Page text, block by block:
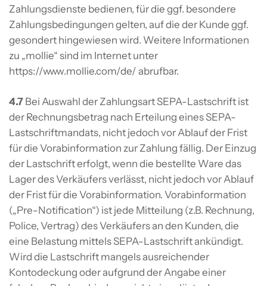
Zahlungsdienste bedienen, für die ggf. besondere
Zahlungsbedingungen gelten, auf die der Kunde ggf.
gesondert hingewiesen wird. Weitere Informationen
zu „mollie“ sind im Internet unter
https://www.mollie.com/de/ abrufbar.
4.7 Bei Auswahl der Zahlungsart SEPA-Lastschrift ist
der Rechnungsbetrag nach Erteilung eines SEPA-
Lastschriftmandats, nicht jedoch vor Ablauf der Frist
für die Vorabinformation zur Zahlung fällig. Der Einzug
der Lastschrift erfolgt, wenn die bestellte Ware das
Lager des Verkäufers verlässt, nicht jedoch vor Ablauf
der Frist für die Vorabinformation. Vorabinformation
(„Pre-Notification“) ist jede Mitteilung (z.B. Rechnung,
Police, Vertrag) des Verkäufers an den Kunden, die
eine Belastung mittels SEPA-Lastschrift ankündigt.
Wird die Lastschrift mangels ausreichender
Kontodeckung oder aufgrund der Angabe einer